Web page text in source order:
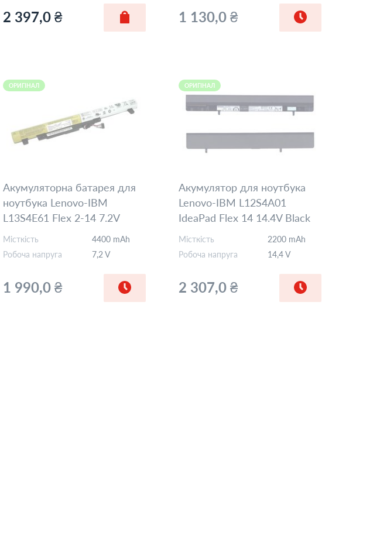
2 397,0 ₴ 1 130,0 ₴
ОРИГІНАЛ
Акумуляторна батарея для
ноутбука Lenovo-IBM
L13S4E61 Flex 2-14 7.2V
Black 4400mAh Orig
Місткість
4400 mAh
Робоча напруга
7,2 V
1 990,0 ₴
ОРИГІНАЛ
Акумулятор для ноутбука
Lenovo-IBM L12S4A01
IdeaPad Flex 14 14.4V Black
2200mAh Orig
Місткість
2200 mAh
Робоча напруга
14,4 V
2 307,0 ₴